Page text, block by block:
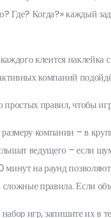
Где? Когда?» каждый
клеится
компаний
правил, чтобы
компании – в
ведущего – если
минут на раунд
сложные правила. Если
игр, запишите их в